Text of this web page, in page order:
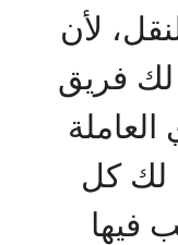
لأن
لك فريق
لك كل
فيها